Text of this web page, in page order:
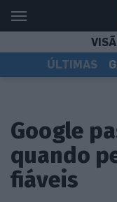
ÚLTIMAS
Google
quando
fiáveis